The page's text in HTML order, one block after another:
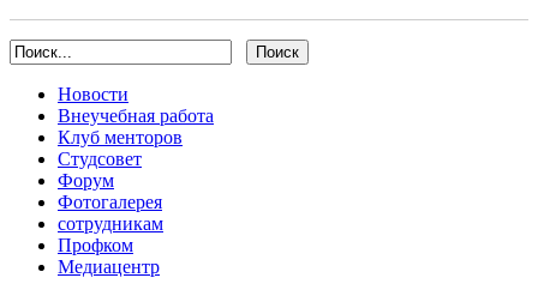
Новости
Внеучебная работа
Клуб менторов
Студсовет
Форум
Фотогалерея
сотрудникам
Профком
Медиацентр